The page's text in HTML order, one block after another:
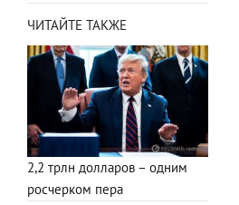
ЧИТАЙТЕ ТАКЖЕ
2,2 трлн долларов – одним
росчерком пера